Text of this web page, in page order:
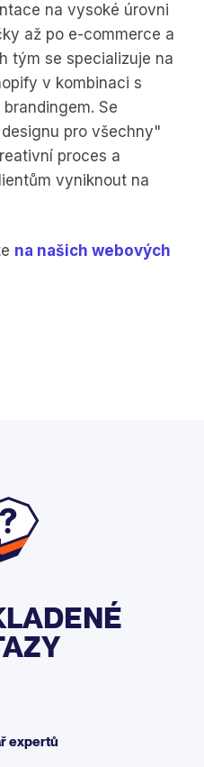
na vysoké úrovni
až po e-commerce a
tým se specializuje na
v kombinaci s
Se
pro všechny"
proces a
vyniknout na
na našich webových
expertů